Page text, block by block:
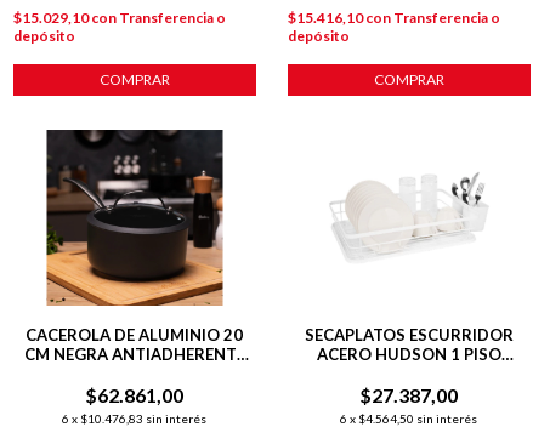
$15.029,10con Transferencia o
depósito
COMPRAR
$15.416,10con Transferencia o
depósito
COMPRAR
CACEROLA DE ALUMINIO 20
CM NEGRA ANTIADHERENTE
$62.861,00
6 x $10.476,83 sin interés
SECAPLATOS ESCURRIDOR
ACERO HUDSON 1 PISO
BLANCO SP09
$27.387,00
6 x $4.564,50 sin interés